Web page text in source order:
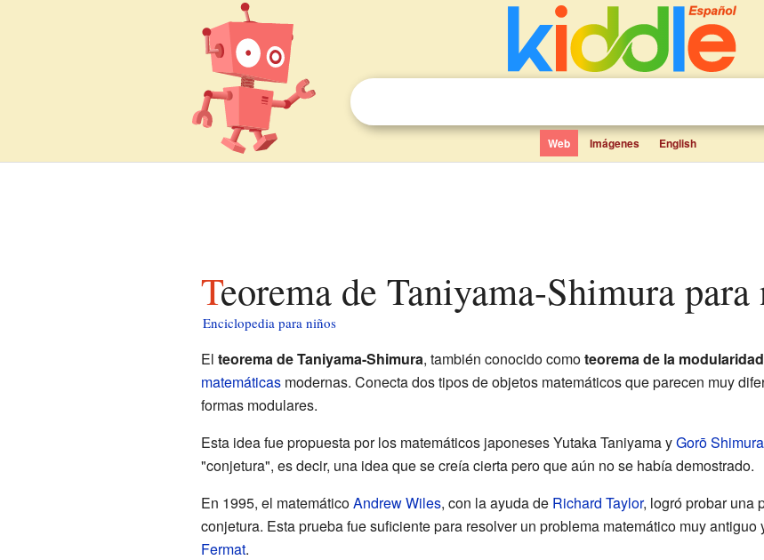
Web Imágenes English
Teorema de Taniyama-Shimura
Enciclopedia para niños
El teorema de Taniyama-Shimura, también conocido comoteorema de la modularidad
matemáticasmodernas. Conecta dos tipos de objetos matemáticos que parecen muy
formas modulares.
Esta idea fue propuesta por los matemáticos japoneses Yutaka Taniyama yGorō Shimura
"conjetura", es decir, una idea que se creía cierta pero que aún no se había demostrado.
En 1995, el matemáticoAndrew Wiles, con la ayuda de Richard Taylor, logró probar una
conjetura. Esta prueba fue suficiente para resolver un problema matemático muy antiguo
Fermat.